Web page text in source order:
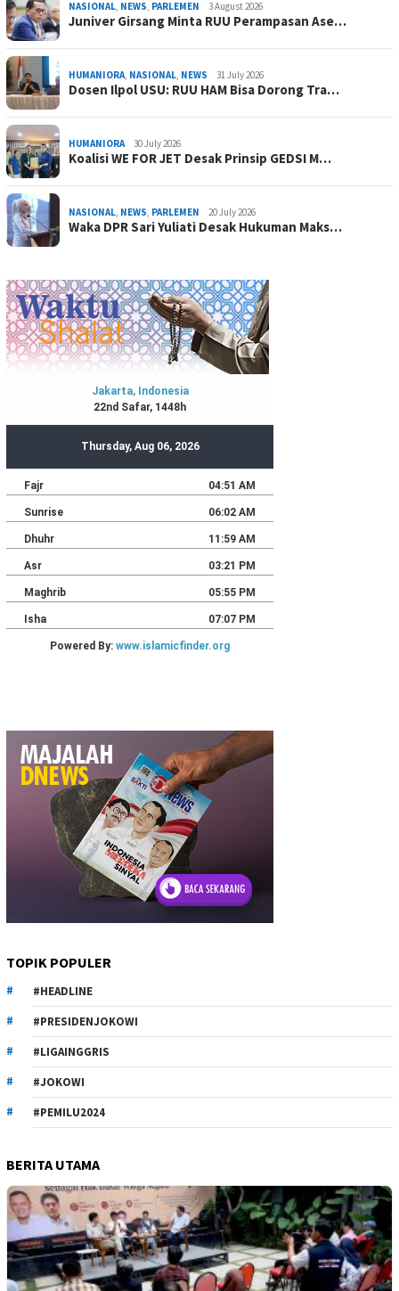
NASIONAL, NEWS, PARLEMEN 3 August 2026
Juniver Girsang Minta RUU Perampasan Ase…
HUMANIORA, NASIONAL, NEWS 31 July 2026
Dosen Ilpol USU: RUU HAM Bisa Dorong Tra…
HUMANIORA 30 July 2026
Koalisi WE FOR JET Desak Prinsip GEDSI M…
NASIONAL, NEWS, PARLEMEN 20 July 2026
Waka DPR Sari Yuliati Desak Hukuman Maks…
TOPIK POPULER
#HEADLINE
#PRESIDENJOKOWI
#LIGAINGGRIS
#JOKOWI
#PEMILU2024
BERITA UTAMA